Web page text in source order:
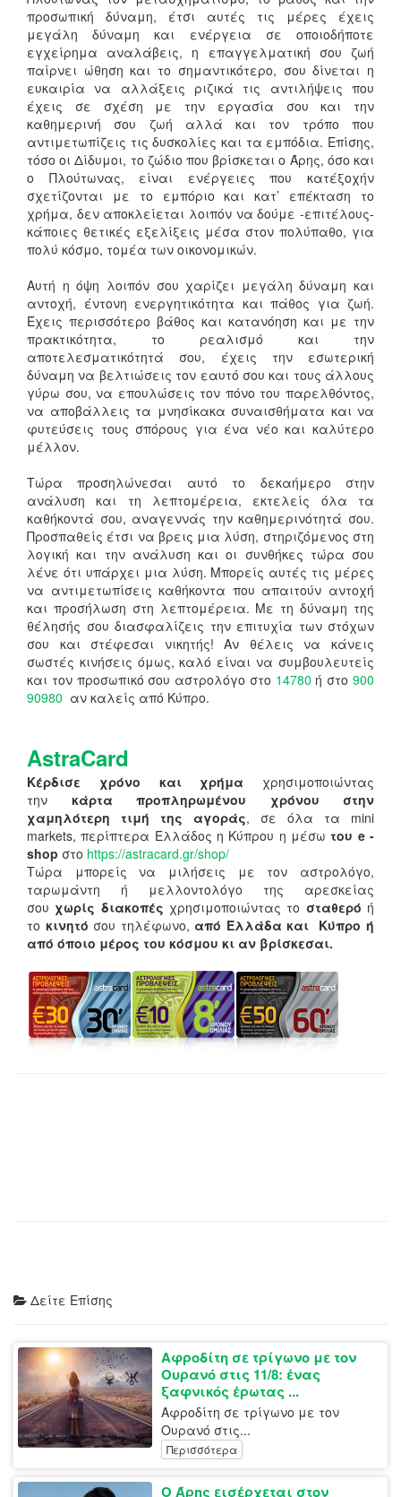
προσωπική δύναμη, έτσι αυτές τις μέρες έχεις
μεγάλη δύναμη και ενέργεια σε οποιοδήποτε
εγχείρημα αναλάβεις, η επαγγελματική σου ζωή
παίρνει ώθηση και το σημαντικότερο, σου δίνεται η
ευκαιρία να αλλάξεις ριζικά τις αντιλήψεις που
έχεις σε σχέση με την εργασία σου και την
καθημερινή σου ζωή αλλά και τον τρόπο που
αντιμετωπίζεις τις δυσκολίες και τα εμπόδια. Επίσης,
τόσο οι Δίδυμοι, το ζώδιο που βρίσκεται ο Άρης, όσο και
ο Πλούτωνας, είναι ενέργειες που κατέξοχήν
σχετίζονται με το εμπόριο και κατ’ επέκταση το
χρήμα, δεν αποκλείεται λοιπόν να δούμε -επιτέλους-
κάποιες θετικές εξελίξεις μέσα στον πολύπαθο, για
πολύ κόσμο, τομέα των οικονομικών.
Αυτή η όψη λοιπόν σου χαρίζει μεγάλη δύναμη και
αντοχή, έντονη ενεργητικότητα και πάθος για ζωή.
Έχεις περισσότερο βάθος και κατανόηση και με την
πρακτικότητα, το ρεαλισμό και την
αποτελεσματικότητά σου, έχεις την εσωτερική
δύναμη να βελτιώσεις τον εαυτό σου και τους άλλους
γύρω σου, να επουλώσεις τον πόνο του παρελθόντος,
να αποβάλλεις τα μνησίκακα συναισθήματα και να
φυτεύσεις τους σπόρους για ένα νέο και καλύτερο
μέλλον.
Τώρα προσηλώνεσαι αυτό το δεκαήμερο στην
ανάλυση και τη λεπτομέρεια, εκτελείς όλα τα
καθήκοντά σου, αναγεννάς την καθημερινότητά σου.
Προσπαθείς έτσι να βρεις μια λύση, στηριζόμενος στη
λογική και την ανάλυση και οι συνθήκες τώρα σου
λένε ότι υπάρχει μια λύση. Μπορείς αυτές τις μέρες
να αντιμετωπίσεις καθήκοντα που απαιτούν αντοχή
και προσήλωση στη λεπτομέρεια. Με τη δύναμη της
θέλησής σου διασφαλίζεις την επιτυχία των στόχων
σου και στέφεσαι νικητής! Αν θέλεις να κάνεις
σωστές κινήσεις όμως, καλό είναι να συμβουλευτείς
και τον προσωπικό σου αστρολόγο στο 14780 ή στο900
90980 αν καλείς από Κύπρο.
AstraCard
Κέρδισε χρόνο και χρήμα χρησιμοποιώντας
την κάρτα προπληρωμένου χρόνου στην
χαμηλότερη τιμή της αγοράς, σε όλα τα mini
markets, περίπτερα Ελλάδος η Κύπρου η μέσωτου e -
shop στο https://astracard.gr/shop/
Τώρα μπορείς να μιλήσεις με τον αστρολόγο,
ταρωμάντη ή μελλοντολόγο της αρεσκείας
σου χωρίς διακοπές χρησιμοποιώντας το σταθερό ή
το κινητό σου τηλέφωνο,από Ελλάδα και Κύπρο ή
από όποιο μέρος του κόσμου κι αν βρίσκεσαι.
Δείτε Επίσης
Αφροδίτη σε τρίγωνο με τον
Ουρανό στις 11/8: ένας
ξαφνικός έρωτας ...
Αφροδίτη σε τρίγωνο με τον
Ουρανό στις...
Περισσότερα
Ο Άρης εισέρχεται στον